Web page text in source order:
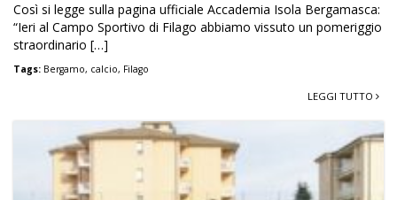
Così si legge sulla pagina ufficiale Accademia Isola Bergamasca:
“Ieri al Campo Sportivo di Filago abbiamo vissuto un pomeriggio
straordinario […]
Tags: Bergamo, calcio, Filago
LEGGI TUTTO